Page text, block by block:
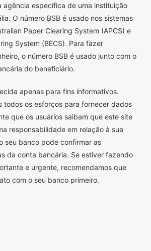
agência específica de uma instituição
O número BSB é usado nos sistemas
Paper Clearing System (APCS) e
System (BECS). Para fazer
o número BSB é usado junto com o
do beneficiário.
apenas para fins informativos.
todos os esforços para fornecer dados
que os usuários saibam que este site
responsabilidade em relação à sua
seu banco pode confirmar as
da conta bancária. Se estiver fazendo
e urgente, recomendamos que
com o seu banco primeiro.